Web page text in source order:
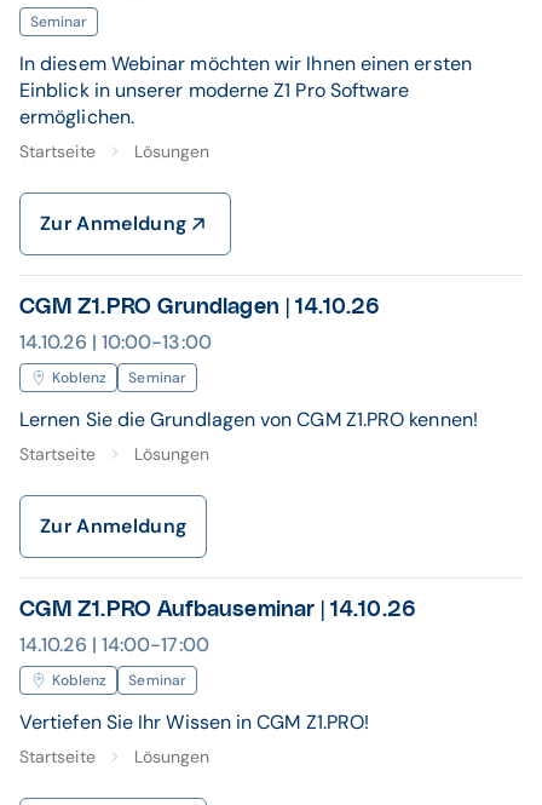
Seminar
In diesem Webinar möchten wir Ihnen einen ersten
Einblick in unserer moderne Z1 Pro Software
ermöglichen.
Startseite Lösungen
Zur Anmeldung
CGM Z1.PRO Grundlagen | 14.10.26
14.10.26 | 10:00-13:00
Koblenz Seminar
Lernen Sie die Grundlagen von CGM Z1.PRO kennen!
Startseite Lösungen
Zur Anmeldung
CGM Z1.PRO Aufbauseminar | 14.10.26
14.10.26 | 14:00-17:00
Koblenz Seminar
Vertiefen Sie Ihr Wissen in CGM Z1.PRO!
Startseite Lösungen